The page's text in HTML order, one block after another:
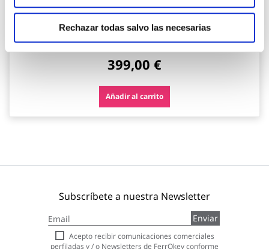
Rechazar todas salvo las necesarias
Piscina redonda desmontable steel pro max 16.015 l
depuradora cartucho tipo ii ø457x122cm bestway
Bestway
399,00 €
Añadir al carrito
Subscríbete a nuestra Newsletter
a
nuestro
boletín
Enviar
Acepto recibir comunicaciones comerciales
perfiladas y / o Newsletters de FerrOkey conforme